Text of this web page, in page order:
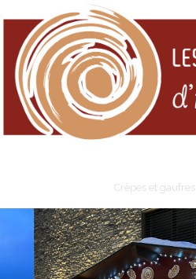
Crêpes et gaufres
Cart (0Items)